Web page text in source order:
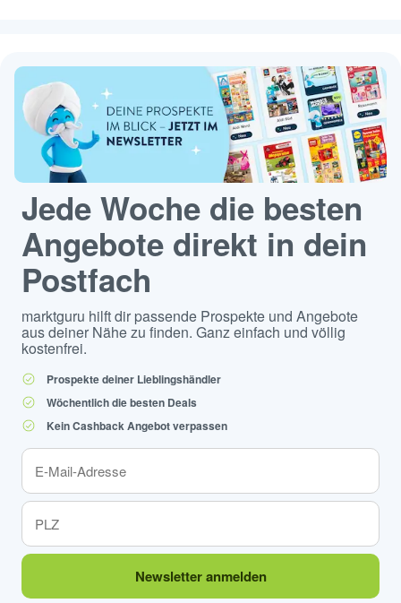
Jede Woche die besten
Angebote direkt in dein
Postfach
marktguru hilft dir passende Prospekte und Angebote
aus deiner Nähe zu finden. Ganz einfach und völlig
kostenfrei.
Prospekte deiner Lieblingshändler
Wöchentlich die besten Deals
Kein Cashback Angebot verpassen
Newsletter anmelden